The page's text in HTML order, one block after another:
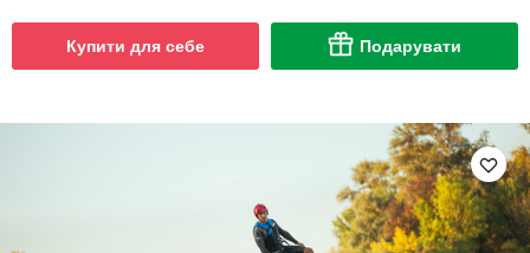
Купити для себе Подарувати